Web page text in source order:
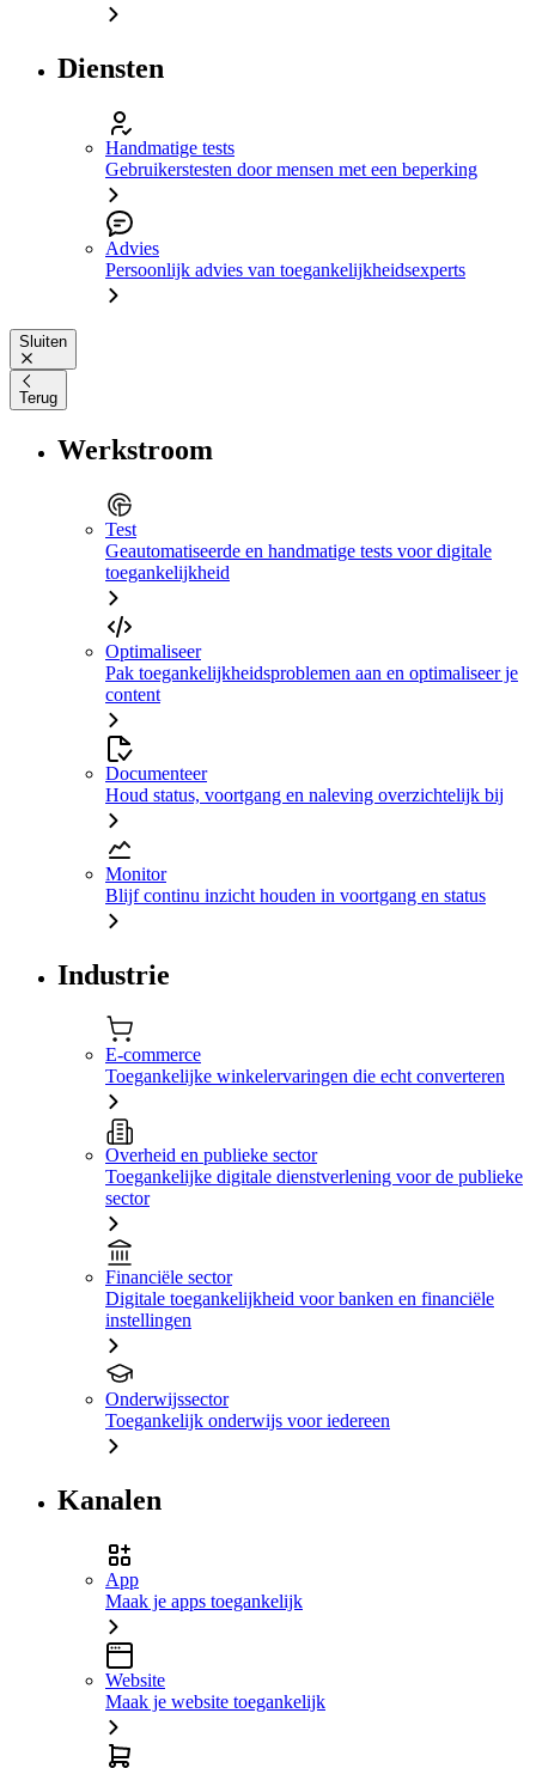
Diensten
Handmatige tests
Gebruikerstesten door mensen met een beperking
Advies
Persoonlijk advies van toegankelijkheidsexperts
Sluiten
Terug
Werkstroom
Test
Geautomatiseerde en handmatige tests voor digitale
toegankelijkheid
Optimaliseer
Pak toegankelijkheidsproblemen aan en optimaliseer je
content
Documenteer
Houd status, voortgang en naleving overzichtelijk bij
Monitor
Blijf continu inzicht houden in voortgang en status
Industrie
E-commerce
Toegankelijke winkelervaringen die echt converteren
Overheid en publieke sector
Toegankelijke digitale dienstverlening voor de publieke
sector
Financiële sector
Digitale toegankelijkheid voor banken en financiële
instellingen
Onderwijssector
Toegankelijk onderwijs voor iedereen
Kanalen
App
Maak je apps toegankelijk
Website
Maak je website toegankelijk